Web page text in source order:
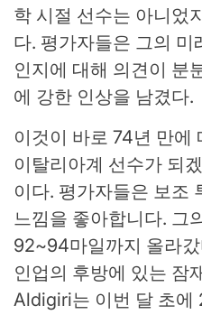
학 시절 선수는 아니었
다. 평가자들은 그의 미
인지에 대해 의견이 분
에 강한 인상을 남겼다.
이것이 바로 74년 만에
이탈리아계 선수가 되
이다. 평가자들은 보조
느낌을 좋아합니다. 그
92~94마일까지 올라
인업의 후방에 있는 잠
Aldigiri는 이번 달 초에